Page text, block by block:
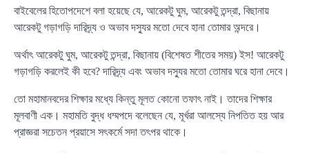
বাইবেলের হিতোপদেশে বলা হয়েছে যে, আরেকটু ঘুম, আরেকটু তন্দ্রা, বিছানায়
আরেকটু গড়াগড়ি দারিদ্র্য ও অভাব দস্যুর মতো দেবে হানা তোমার অন্দরে।
অর্থাৎ আরেকটু ঘুম, আরেকটু তন্দ্রা, বিছানায় (বিশেষত শীতের সময়) ইস! আরেকটু
গড়াগড়ি করলেই কী হবে? দারিদ্র্য এবং অভাব দস্যুর মতো তোমার ঘরে হানা দেবে।
তো মহামানবদের শিক্ষার মধ্যে কিন্তু মূলত কোনো তফাৎ নাই। তাদের শিক্ষার
মূলবাণী এক। মহামতি বুদ্ধ ধম্মপদে বলেছেন যে, মূর্খরা আলস্যে নিপতিত হয় আর
প্রাজ্ঞরা সচেতন প্রয়াসে সৎকর্মে সদা তৎপর থাকে।